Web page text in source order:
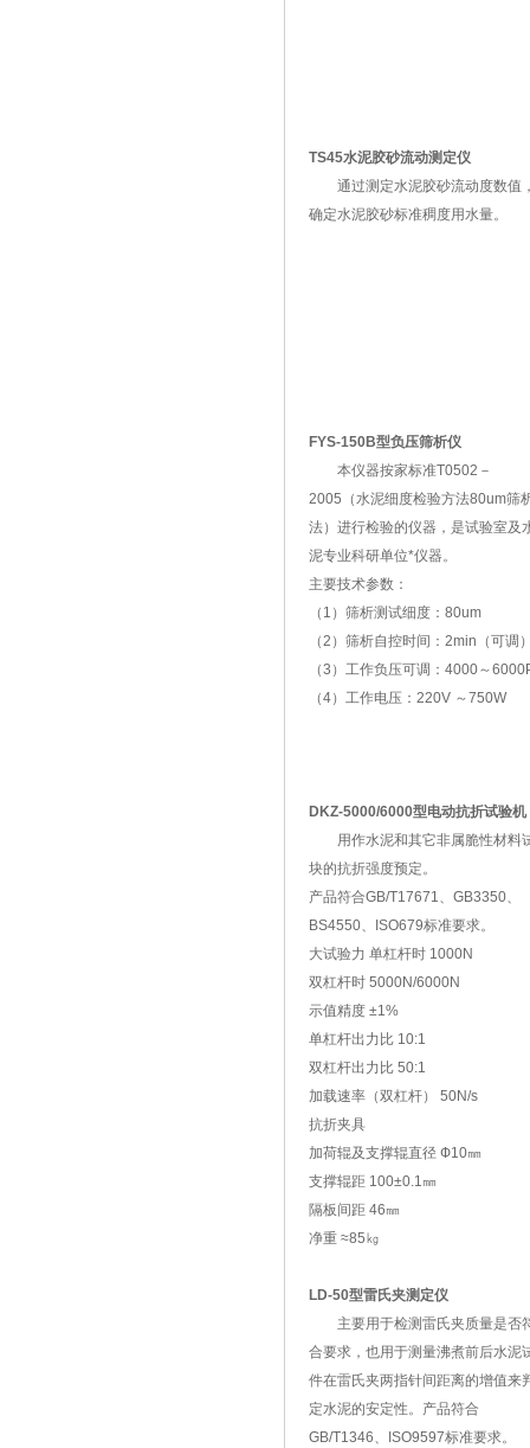
TS45水泥胶砂流动测定仪
通过测定水泥胶砂流动度数值
确定水泥胶砂标准稠度用水量。
FYS-150B型负压筛析仪
本仪器按家标准T0502－
2005（水泥细度检验方法80um筛
法）进行检验的仪器，是试验室及
泥专业科研单位*仪器。
主要技术参数：
（1）筛析测试细度：80um
（2）筛析自控时间：2min（可调
（3）工作负压可调：4000～
（4）工作电压：220V ～750W
DKZ-5000/6000型电动抗折试验机
用作水泥和其它非属脆性材料
块的抗折强度预定。
产品符合GB/T17671、GB3350、
BS4550、ISO679标准要求。
大试验力 单杠杆时 1000N
双杠杆时 5000N/6000N
示值精度 ±1%
单杠杆出力比 10:1
双杠杆出力比 50:1
加载速率（双杠杆） 50N/s
抗折夹具
加荷辊及支撑辊直径 Ф10㎜
支撑辊距 100±0.1㎜
隔板间距 46㎜
净重 ≈85㎏
LD-50型雷氏夹测定仪
主要用于检测雷氏夹质量是否
合要求，也用于测量沸煮前后水泥
件在雷氏夹两指针间距离的增值来
定水泥的安定性。产品符合
GB/T1346、ISO9597标准要求。